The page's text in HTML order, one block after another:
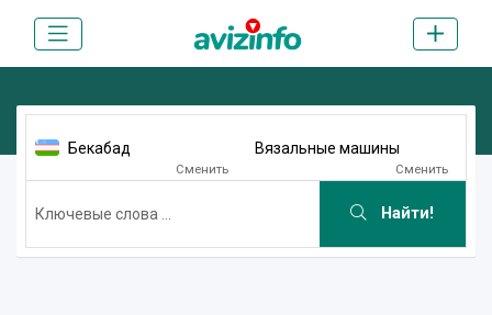
Бекабад
Сменить
Вязальные машины
Сменить
Найти!